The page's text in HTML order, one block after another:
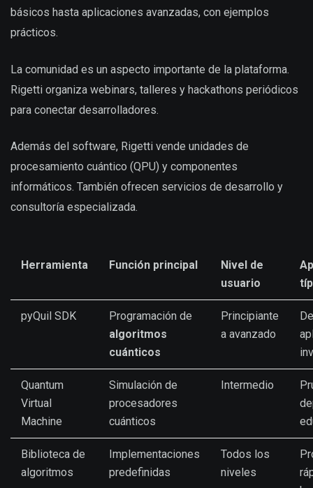
básicos hasta aplicaciones avanzadas, con ejemplos
prácticos.
La comunidad es un aspecto importante de la plataforma.
Rigetti organiza webinars, talleres y hackathons periódicos
para conectar desarrolladores.
Además del software, Rigetti vende unidades de
procesamiento cuántico (QPU) y componentes
informáticos. También ofrecen servicios de desarrollo y
consultoría especializada.
Herramienta Función principal
Nivel de
usuario
pyQuil SDK
Programación de
algoritmos
cuánticos
Principiante
a avanzado
Quantum
Virtual
Machine
Simulación de
procesadores
cuánticos
Intermedio
Biblioteca de
algoritmos
Implementaciones
predefinidas
Todos los
niveles